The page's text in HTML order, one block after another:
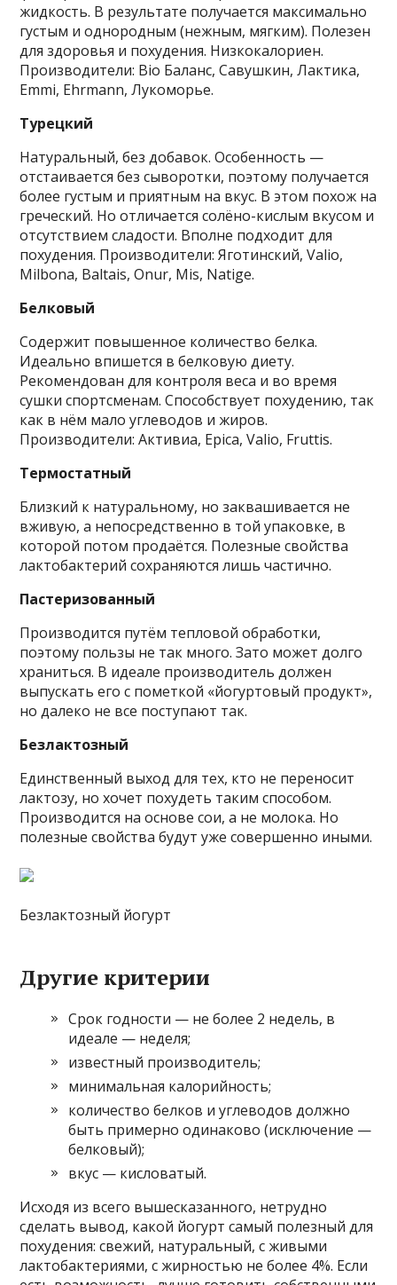
жидкость. В результате получается максимально
густым и однородным (нежным, мягким). Полезен
для здоровья и похудения. Низкокалориен.
Производители: Bio Баланс, Савушкин, Лактика,
Emmi, Ehrmann, Лукоморье.
Турецкий
Натуральный, без добавок. Особенность —
отстаивается без сыворотки, поэтому получается
более густым и приятным на вкус. В этом похож на
греческий. Но отличается солёно-кислым вкусом и
отсутствием сладости. Вполне подходит для
похудения. Производители: Яготинский, Valio,
Milbona, Baltais, Onur, Mis, Natige.
Белковый
Содержит повышенное количество белка.
Идеально впишется в белковую диету.
Рекомендован для контроля веса и во время
сушки спортсменам. Способствует похудению, так
как в нём мало углеводов и жиров.
Производители: Активиа, Epica, Valio, Fruttis.
Термостатный
Близкий к натуральному, но заквашивается не
вживую, а непосредственно в той упаковке, в
которой потом продаётся. Полезные свойства
лактобактерий сохраняются лишь частично.
Пастеризованный
Производится путём тепловой обработки,
поэтому пользы не так много. Зато может долго
храниться. В идеале производитель должен
выпускать его с пометкой «йогуртовый продукт»,
но далеко не все поступают так.
Безлактозный
Единственный выход для тех, кто не переносит
лактозу, но хочет похудеть таким способом.
Производится на основе сои, а не молока. Но
полезные свойства будут уже совершенно иными.
Безлактозный йогурт
Другие критерии
Срок годности — не более 2 недель, в
идеале — неделя;
известный производитель;
минимальная калорийность;
количество белков и углеводов должно
быть примерно одинаково (исключение —
белковый);
вкус — кисловатый.
Исходя из всего вышесказанного, нетрудно
сделать вывод, какой йогурт самый полезный для
похудения: свежий, натуральный, с живыми
лактобактериями, с жирностью не более 4%. Если